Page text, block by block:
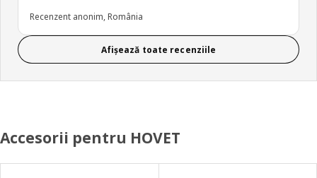
Recenzent anonim, România
Afișează toate recenziile
Accesorii pentru HOVET